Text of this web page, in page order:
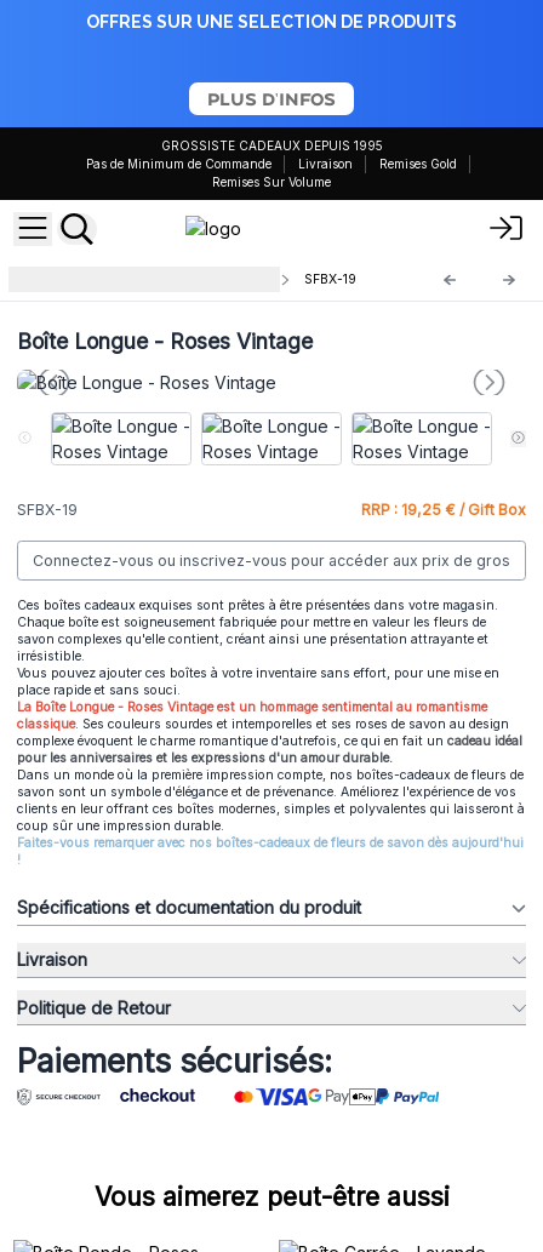
OFFRES SUR UNE SELECTION DE PRODUITS
PLUS D'INFOS
GROSSISTE CADEAUX DEPUIS 1995
Pas de Minimum de Commande
Livraison
Remises Gold
Remises Sur Volume
SFBX-19
Boîte Longue - Roses Vintage
SFBX-19 RRP : 19,25 € / Gift Box
Connectez-vous ou inscrivez-vous pour accéder aux prix de gros
Ces boîtes cadeaux exquises sont prêtes à être présentées dans votre magasin.
Chaque boîte est soigneusement fabriquée pour mettre en valeur les fleurs de
savon complexes qu'elle contient, créant ainsi une présentation attrayante et
irrésistible.
Vous pouvez ajouter ces boîtes à votre inventaire sans effort, pour une mise en
place rapide et sans souci.
La Boîte Longue - Roses Vintage est un hommage sentimental au romantisme
classique. Ses couleurs sourdes et intemporelles et ses roses de savon au design
complexe évoquent le charme romantique d'autrefois, ce qui en fait un cadeau idéal
pour les anniversaires et les expressions d'un amour durable.
Dans un monde où la première impression compte, nos boîtes-cadeaux de fleurs de
savon sont un symbole d'élégance et de prévenance. Améliorez l'expérience de vos
clients en leur offrant ces boîtes modernes, simples et polyvalentes qui laisseront à
coup sûr une impression durable.
Faites-vous remarquer avec nos boîtes-cadeaux de fleurs de savon dès aujourd'hui
!
Spécifications et documentation du produit
Livraison
Politique de Retour
Paiements sécurisés:
Vous aimerez peut-être aussi